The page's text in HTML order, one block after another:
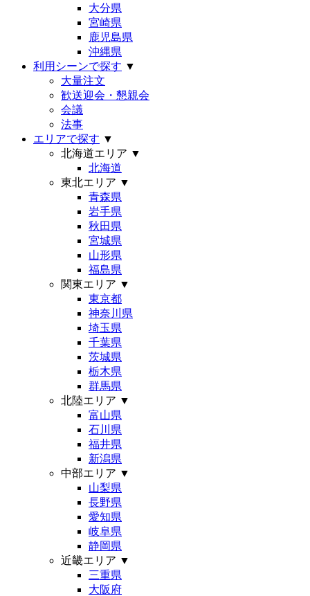
大分県
宮崎県
鹿児島県
沖縄県
利用シーンで探す ▼
大量注文
歓送迎会・懇親会
会議
法事
エリアで探す ▼
北海道エリア ▼
北海道
東北エリア ▼
青森県
岩手県
秋田県
宮城県
山形県
福島県
関東エリア ▼
東京都
神奈川県
埼玉県
千葉県
茨城県
栃木県
群馬県
北陸エリア ▼
富山県
石川県
福井県
新潟県
中部エリア ▼
山梨県
長野県
愛知県
岐阜県
静岡県
近畿エリア ▼
三重県
大阪府